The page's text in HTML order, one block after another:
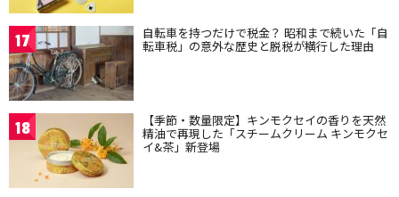
17 自転車を持つだけで税金？ 昭和まで続いた「自
転車税」の意外な歴史と脱税が横行した理由
18 【季節・数量限定】キンモクセイの香りを天然
精油で再現した「スチームクリーム キンモクセ
イ&茶」新登場